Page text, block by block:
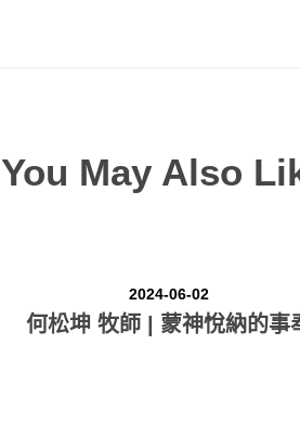
You May Also
2024-06-02
何松坤 牧師 | 蒙神悅納的事